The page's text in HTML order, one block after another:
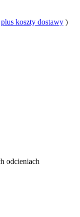
plus koszty dostawy )
odcieniach